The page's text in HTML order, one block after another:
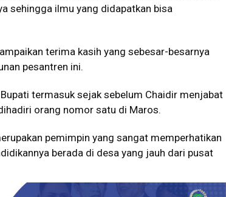
sehingga ilmu yang didapatkan bisa
terima kasih yang sebesar-besarnya
pesantren ini.
termasuk sejak sebelum Chaidir menjabat
orang nomor satu di Maros.
pemimpin yang sangat memperhatikan
berada di desa yang jauh dari pusat